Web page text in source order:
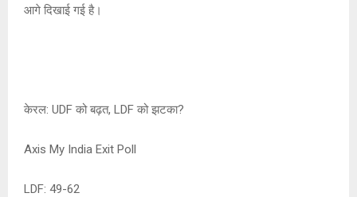
आगे दिखाई गई है।
केरल: UDF को बढ़त, LDF को झटका?
Axis My India Exit Poll
LDF: 49-62